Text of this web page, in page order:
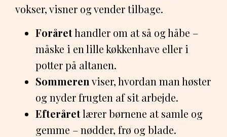
vokser, visner og vender tilbage.
Forårethandler om at så og håbe –
måske i en lille køkkenhave eller i
potter på altanen.
Sommeren viser, hvordan man høster
og nyder frugten af sit arbejde.
Efteråretlærer børnene at samle og
gemme – nødder, frø og blade.